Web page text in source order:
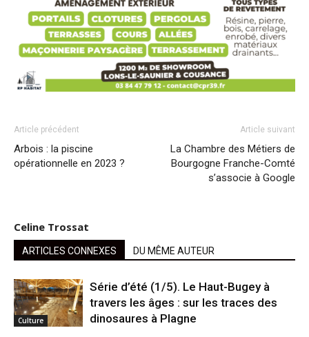
Article précédent
Arbois : la piscine
opérationnelle en 2023 ?
Article suivant
La Chambre des Métiers de
Bourgogne Franche-Comté
s’associe à Google
Celine Trossat
ARTICLES CONNEXES DU MÊME AUTEUR
Culture
Série d’été (1/5). Le Haut-Bugey à
travers les âges : sur les traces des
dinosaures à Plagne